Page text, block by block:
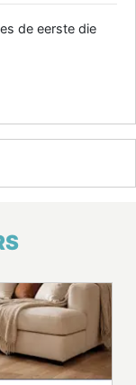
de eerste die